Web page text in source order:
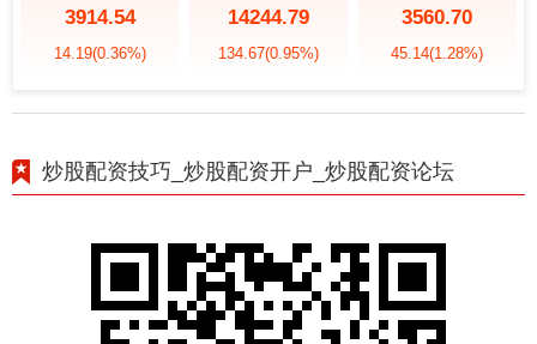
3914.54
14.19(0.36%)
14244.79
134.67(0.95%)
3560.70
45.14(1.28%)
炒股配资技巧_炒股配资开户_炒股配资论坛